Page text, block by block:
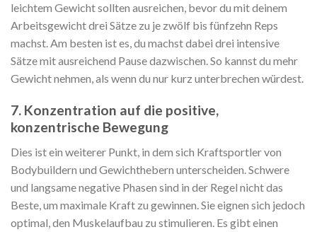
leichtem Gewicht sollten ausreichen, bevor du mit deinem
Arbeitsgewicht drei Sätze zu je zwölf bis fünfzehn Reps
machst. Am besten ist es, du machst dabei drei intensive
Sätze mit ausreichend Pause dazwischen. So kannst du mehr
Gewicht nehmen, als wenn du nur kurz unterbrechen würdest.
7. Konzentration auf die positive,
konzentrische Bewegung
Dies ist ein weiterer Punkt, in dem sich Kraftsportler von
Bodybuildern und Gewichthebern unterscheiden. Schwere
und langsame negative Phasen sind in der Regel nicht das
Beste, um maximale Kraft zu gewinnen. Sie eignen sich jedoch
optimal, den Muskelaufbau zu stimulieren. Es gibt einen